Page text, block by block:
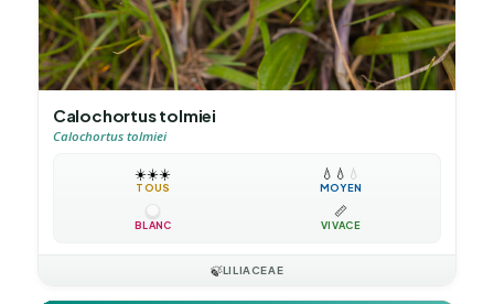
Calochortus tolmiei
Calochortus tolmiei
☀️☀️☀️
TOUS
💧 💧 💧
MOYEN
BLANC
📏
VIVACE
🍃LILIACEAE